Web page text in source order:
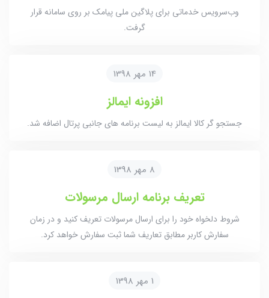
وب‌سرویس خدماتی برای پلاگین ملی پیامک بر روی سامانه قرار
گرفت.
14 مهر 1398
افزونه ایمالز
جستجو گر کالا ایمالز به لیست برنامه های جانبی پرتال اضافه شد.
8 مهر 1398
تعریف برنامه ارسال مرسولات
شروط دلخواه خود را برای ارسال مرسولات تعریف کنید و در زمان
سفارش کاربر مطابق تعاریف شما ثبت سفارش خواهد کرد.
1 مهر 1398